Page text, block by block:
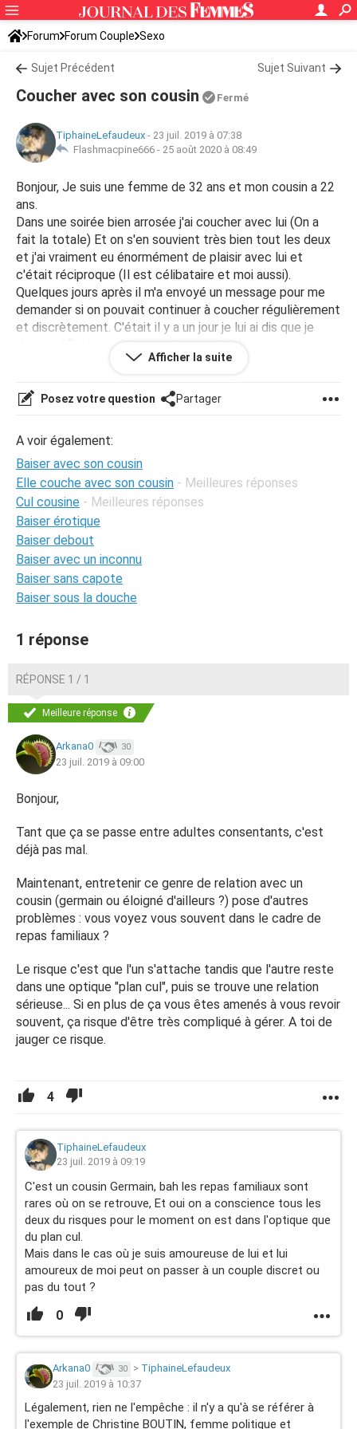
Forum Forum Couple Sexo
Sujet Précédent Sujet Suivant
Coucher avec son cousin Fermé
TiphaineLefaudeux - 23 juil. 2019 à 07:38
Flashmacpine666 - 25 août 2020 à 08:49
Bonjour, Je suis une femme de 32 ans et mon cousin a 22
ans.
Dans une soirée bien arrosée j'ai coucher avec lui (On a
fait la totale) Et on s'en souvient très bien tout les deux
et j'ai vraiment eu énormément de plaisir avec lui et
c'était réciproque (Il est célibataire et moi aussi).
Quelques jours après il m'a envoyé un message pour me
demander si on pouvait continuer à coucher régulièrement
et discrètement. C'était il y a un jour je lui ai dis que je
même si au fond de moi j'ai très envie de coucher encore
me faire l'amour et me donner rapidement du plaisir
Merci par avances de vos réponses.
Afficher la suite
Posez votre question Partager
A voir également:
Baiser avec son cousin
Elle couche avec son cousin - Meilleures réponses
Cul cousine - Meilleures réponses
Baiser érotique
Baiser debout
Baiser avec un inconnu
Baiser sans capote
Baiser sous la douche
1 réponse
RÉPONSE 1 / 1
Meilleure réponse
Arkana0 30
23 juil. 2019 à 09:00
Bonjour,
Tant que ça se passe entre adultes consentants, c'est
déjà pas mal.
Maintenant, entretenir ce genre de relation avec un
cousin (germain ou éloigné d'ailleurs ?) pose d'autres
problèmes : vous voyez vous souvent dans le cadre de
repas familiaux ?
Le risque c'est que l'un s'attache tandis que l'autre reste
dans une optique "plan cul", puis se trouve une relation
sérieuse... Si en plus de ça vous êtes amenés à vous revoir
souvent, ça risque d'être très compliqué à gérer. A toi de
jauger ce risque.
4
TiphaineLefaudeux
23 juil. 2019 à 09:19
C'est un cousin Germain, bah les repas familiaux sont
rares où on se retrouve, Et oui on a conscience tous les
deux du risques pour le moment on est dans l'optique que
du plan cul.
Mais dans le cas où je suis amoureuse de lui et lui
amoureux de moi peut on passer à un couple discret ou
pas du tout ?
0
Arkana0 30 > TiphaineLefaudeux
23 juil. 2019 à 10:37
Légalement, rien ne l'empêche : il n'y a qu'à se référer à
l'exemple de Christine BOUTIN, femme politique et